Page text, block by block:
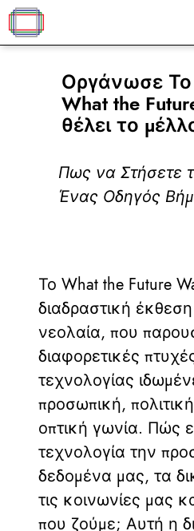
Οργάνωσε Το
What the
θέλει το
Πως να Στήσετε
Ένας Οδηγός
Το What the Future
διαδραστική
νεολαία, που
διαφορετικές
τεχνολογίας
προσωπική,
οπτική γωνία. Πώς
τεχνολογία την
δεδομένα μας, τα
τις κοινωνίες μας
που ζούμε; Αυτή η